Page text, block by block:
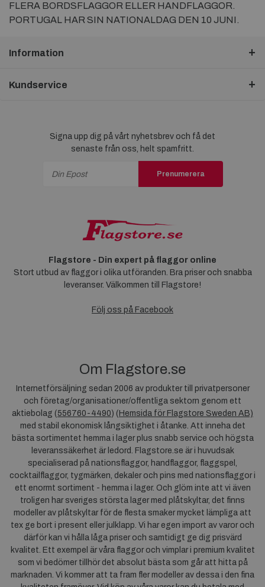
FLERA BORDSFLAGGOR ELLER HANDFLAGGOR.
PORTUGAL HAR SIN NATIONALDAG DEN 10 JUNI.
Information
Kundservice
Signa upp dig på vårt nyhetsbrev och få det
senaste från oss, helt spamfritt.
Prenumerera
Flagstore - Din expert på flaggor online
Stort utbud av flaggor i olika utföranden. Bra priser och snabba
leveranser. Välkommen till Flagstore!
Följ oss på Facebook
Om Flagstore.se
Internetförsäljning sedan 2006 av produkter till privatpersoner
och företag/organisationer/offentliga sektorn genom ett
aktiebolag (556760-4490) ( Hemsida för Flagstore Sweden AB)
med stabil ekonomisk långsiktighet i åtanke. Att inneha det
bästa sortimentet hemma i lager plus snabb service och högsta
leveranssäkerhet är ledord. Flagstore.se är i huvudsak
specialiserad på nationsflaggor, handflaggor, flaggspel,
cocktailflaggor, tygmärken, dekaler och pins med nationsflaggor i
ett enormt sortiment - hemma i lager. Och glöm inte att vi även
troligen har sveriges största lager med plåtskyltar, det finns
modeller av plåtskyltar för de flesta smaker mycket lämpliga att
tex ge bort i present eller julklapp. Vi har egen import av varor och
därför kan vi hålla låga priser och samtidigt ge dig prisvärd
kvalitet. Ett exempel är våra flaggor och vimplar i premium kvalitet
som vi bedömer tillhör det absolut bästa som går att hitta på
marknaden. Vi kommer att ta fram fler modeller av dessa i den fina